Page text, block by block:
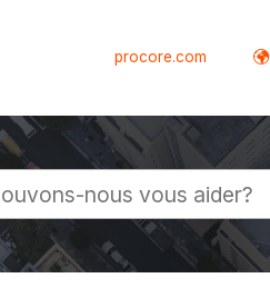
procore.com